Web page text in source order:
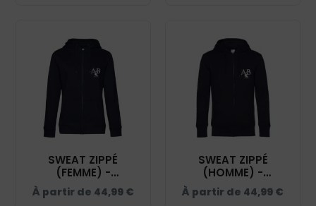
SWEAT ZIPPÉ
(FEMME) -
AB.EQUITATION -
NAVY - BCW03Q
À partir de 44,99 €
SWEAT ZIPPÉ
(HOMME) -
AB.EQUITATION -
NAVY - BCU03K
À partir de 44,99 €